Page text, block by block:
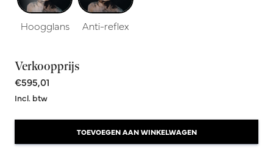
Hoogglans Anti-reflex
Verkoopprijs
€595,01
Incl. btw
TOEVOEGEN AAN WINKELWAGEN